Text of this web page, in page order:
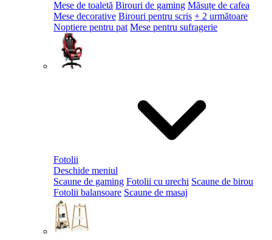
Mese de toaletă Birouri de gaming Măsuțe de cafea
Mese decorative Birouri pentru scris + 2 următoare
Noptiere pentru pat Mese pentru sufragerie
Fotolii
Deschide meniul
Scaune de gaming Fotolii cu urechi Scaune de birou
Fotolii balansoare Scaune de masaj